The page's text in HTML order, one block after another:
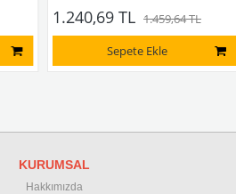
1.240,69 TL
1.459,64 TL
Sepete Ekle
KURUMSAL
Hakkımızda